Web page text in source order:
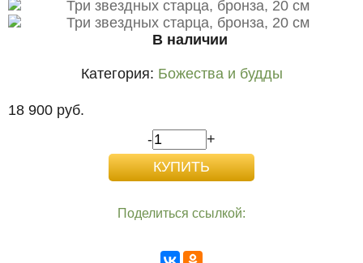
В наличии
Категория: Божества и будды
18 900 руб.
-
+
Поделиться ссылкой: